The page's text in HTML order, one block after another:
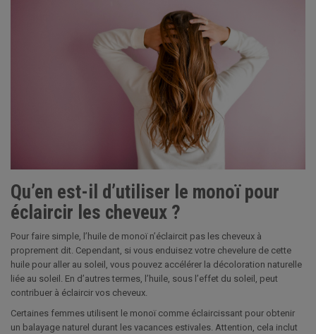
Qu’en est-il d’utiliser le monoï pour
éclaircir les cheveux ?
Pour faire simple, l’huile de monoï n’éclaircit pas les cheveux à
proprement dit. Cependant, si vous enduisez votre chevelure de cette
huile pour aller au soleil, vous pouvez accélérer la décoloration naturelle
liée au soleil. En d’autres termes, l’huile, sous l’effet du soleil, peut
contribuer à éclaircir vos cheveux.
Certaines femmes utilisent le monoï comme éclaircissant pour obtenir
un balayage naturel durant les vacances estivales. Attention, cela inclut